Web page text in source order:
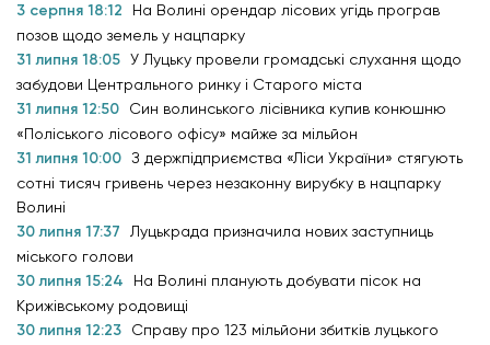
3 серпня 18:12
На Волині орендар лісових угідь програв
позов щодо земель у нацпарку
31 липня 18:05 У Луцьку провели громадські слухання щодо
забудови Центрального ринку і Старого міста
31 липня 12:50
Син волинського лісівника купив конюшню
«Поліського лісового офісу» майже за мільйон
31 липня 10:00 З держпідприємства «Ліси України» стягують
сотні тисяч гривень через незаконну вирубку в нацпарку
Волині
30 липня 17:37
Луцькрада призначила нових заступниць
міського голови
30 липня 15:24
На Волині планують добувати пісок на
Крижівському родовищі
30 липня 12:23
Справу про 123 мільйони збитків луцького